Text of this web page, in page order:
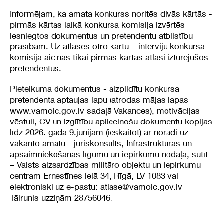
Informējam, ka amata konkurss noritēs divās kārtās -
pirmās kārtas laikā konkursa komisija izvērtēs
iesniegtos dokumentus un pretendentu atbilstību
prasībām. Uz atlases otro kārtu – interviju konkursa
komisija aicinās tikai pirmās kārtas atlasi izturējušos
pretendentus.
Pieteikuma dokumentus - aizpildītu konkursa
pretendenta aptaujas lapu (atrodas mājas lapas
www.vamoic.gov.lv sadaļā Vakances), motivācijas
vēstuli, CV un izglītību apliecinošu dokumentu kopijas
līdz 2026. gada 9.jūnijam (ieskaitot) ar norādi uz
vakanto amatu - juriskonsults, Infrastruktūras un
apsaimniekošanas līgumu un iepirkumu nodaļā, sūtīt
– Valsts aizsardzības militāro objektu un iepirkumu
centram Ernestīnes ielā 34, Rīgā, LV 1083 vai
elektroniski uz e-pastu: atlase@vamoic.gov.lv
Tālrunis uzziņām 28756046.